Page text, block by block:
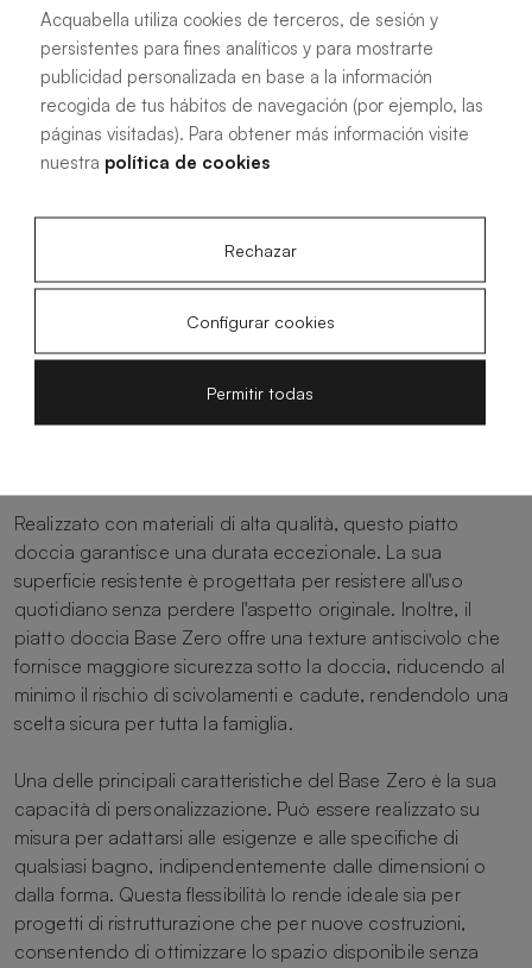
Vedi più informazioni
Il piatto doccia Base Zero di Acquabella è la scelta
perfetta per chi cerca un design minimalista e funzionale
Realizzato con materiali di alta qualità, questo piatto
doccia garantisce una durata eccezionale. La sua
superficie resistente è progettata per resistere all'uso
quotidiano senza perdere l'aspetto originale. Inoltre, il
piatto doccia Base Zero offre una texture antiscivolo che
fornisce maggiore sicurezza sotto la doccia, riducendo al
minimo il rischio di scivolamenti e cadute, rendendolo una
scelta sicura per tutta la famiglia.
Una delle principali caratteristiche del Base Zero è la sua
capacità di personalizzazione. Può essere realizzato su
misura per adattarsi alle esigenze e alle specifiche di
qualsiasi bagno, indipendentemente dalle dimensioni o
dalla forma. Questa flessibilità lo rende ideale sia per
progetti di ristrutturazione che per nuove costruzioni,
consentendo di ottimizzare lo spazio disponibile senza
Acquabella utiliza cookies de terceros, de sesión y
persistentes para fines analíticos y para mostrarte
publicidad personalizada en base a la información
recogida de tus hábitos de navegación (por ejemplo, las
páginas visitadas). Para obtener más información visite
nuestra política de cookies
Rechazar
Configurar cookies
Permitir todas